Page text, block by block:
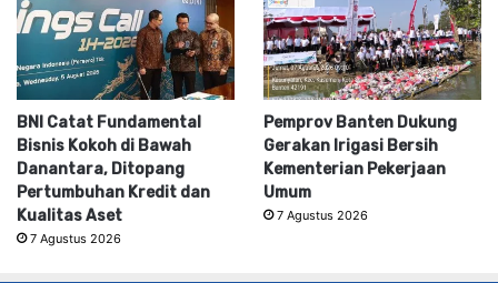
BNI Catat Fundamental
Bisnis Kokoh di Bawah
Danantara, Ditopang
Pertumbuhan Kredit dan
Kualitas Aset
7 Agustus 2026
Pemprov Banten Dukung
Gerakan Irigasi Bersih
Kementerian Pekerjaan
Umum
7 Agustus 2026